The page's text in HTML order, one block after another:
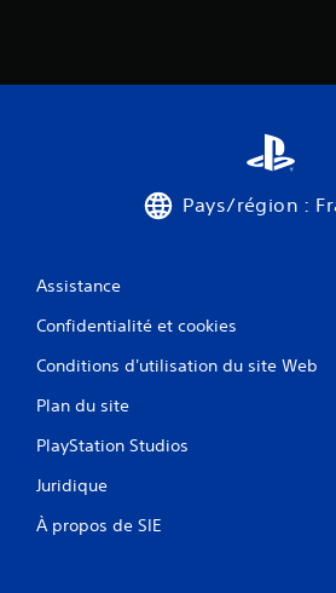
Pays/région :
Assistance
Confidentialité et cookies
Conditions d'utilisation du site Web
Plan du site
PlayStation Studios
Juridique
À propos de SIE